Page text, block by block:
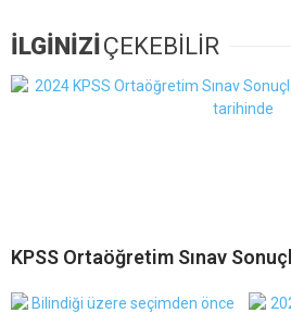
İLGİNİZİÇEKEBİLİR
KPSS Ortaöğretim Sınav